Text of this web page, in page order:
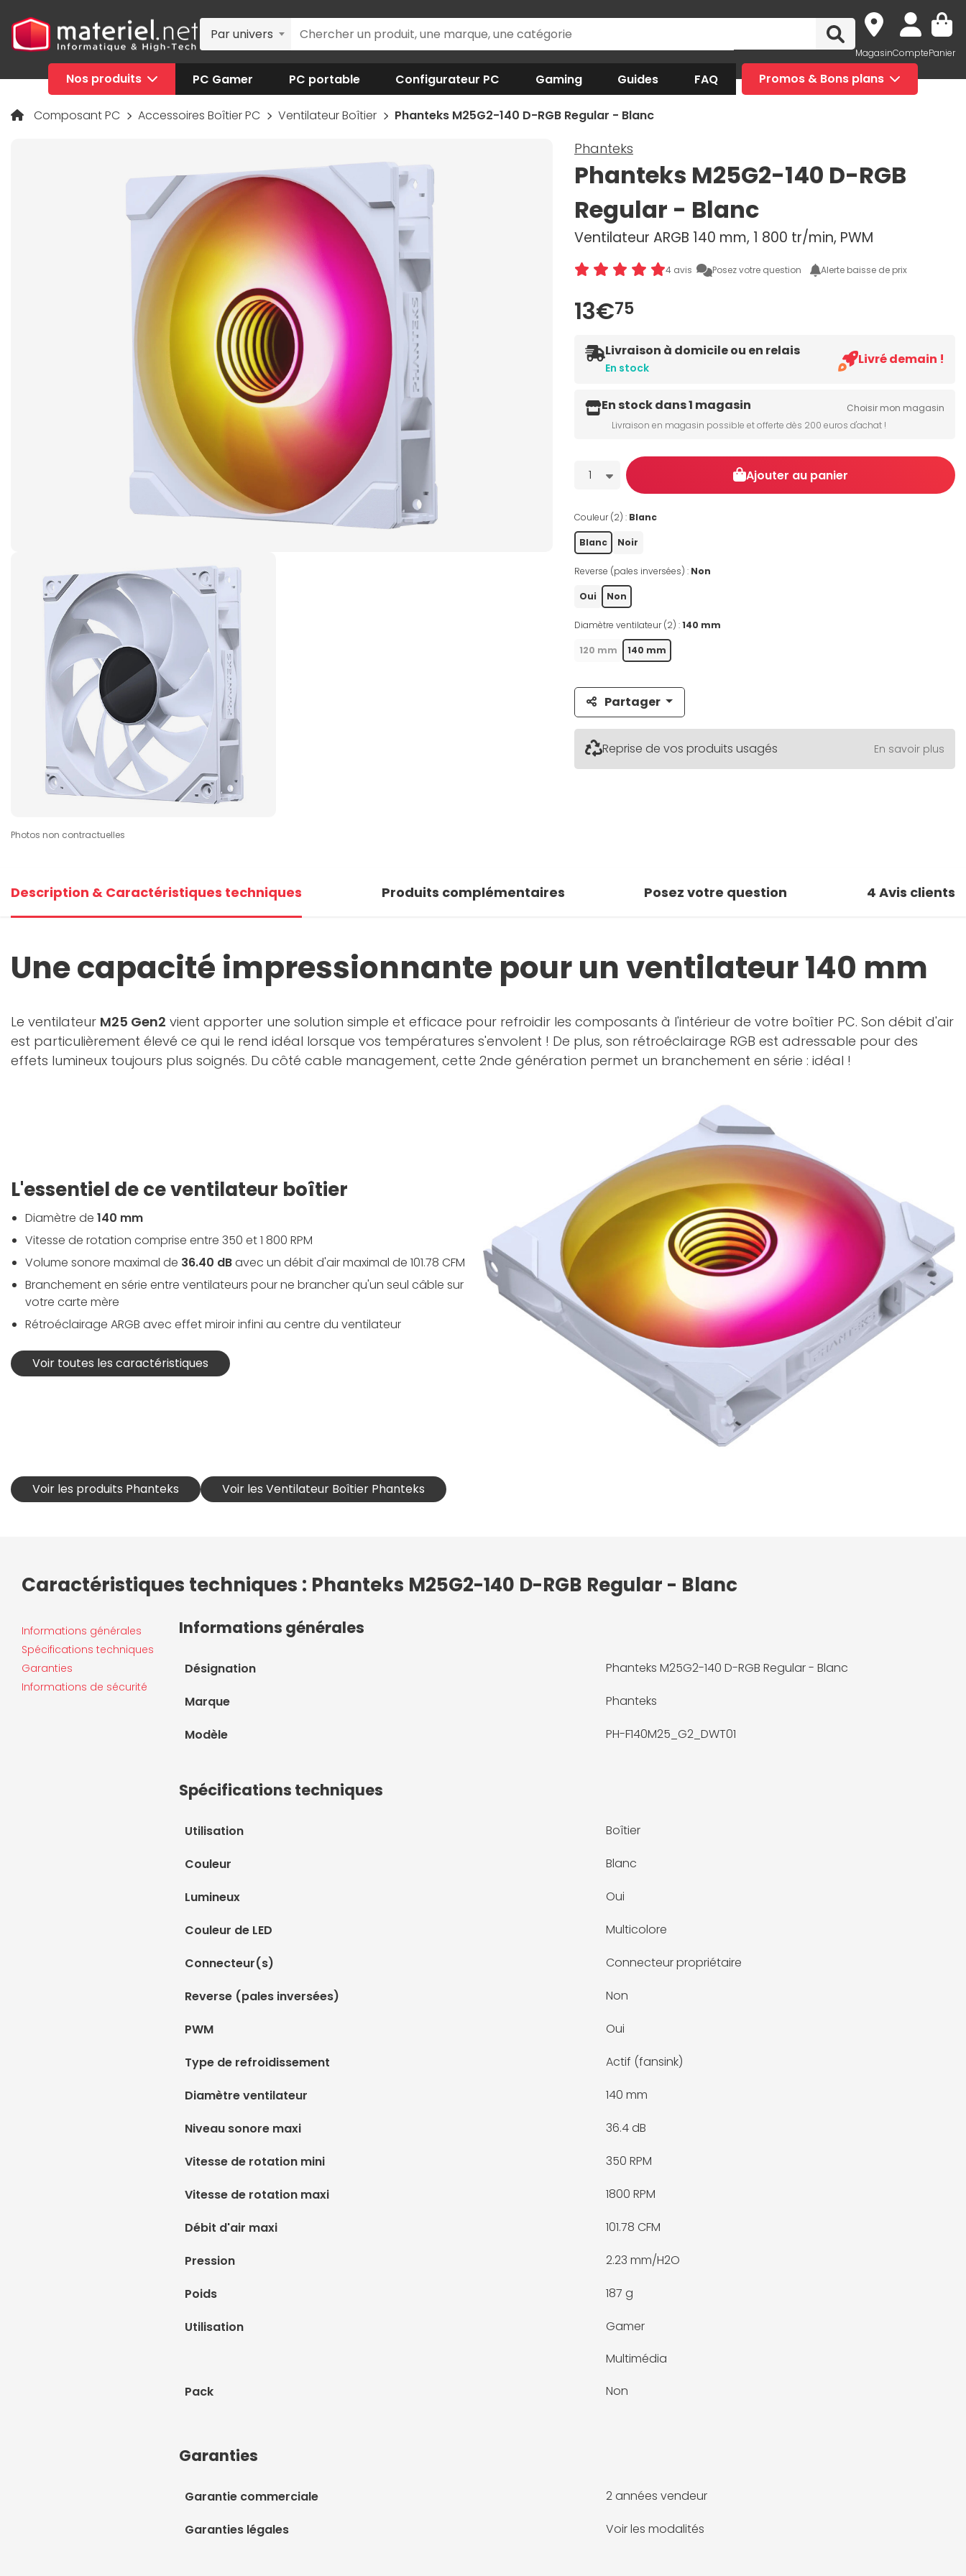
Par univers
MagasinComptePanier
Nos produits PC Gamer PC portable Configurateur PC Gaming Guides FAQ Promos & Bons plans
Composant PC Accessoires Boîtier PC Ventilateur Boîtier Phanteks M25G2-140 D-RGB Regular - Blanc
Photos non contractuelles
Phanteks
Phanteks M25G2-140 D-RGB
Regular - Blanc
Ventilateur ARGB 140 mm, 1 800 tr/min, PWM
4 avis Posez votre question Alerte baisse de prix
13€75
Livraison à domicile ou en relais
En stock
Livré demain !
En stock dans 1 magasin
Choisir mon magasin
Livraison en magasin possible et offerte dès 200 euros d'achat !
Quantité
1 Ajouter au panier
Couleur (2) : Blanc
Blanc Noir
Reverse (pales inversées) : Non
Oui Non
Diamètre ventilateur (2) :140 mm
120 mm 140 mm
Partager
Reprise de vos produits usagés En savoir plus
Description & Caractéristiques techniques Produits complémentaires Posez votre question 4 Avis clients
Une capacité impressionnante pour un ventilateur 140 mm
Le ventilateur M25 Gen2 vient apporter une solution simple et efficace pour refroidir les composants à l'intérieur de votre boîtier PC. Son débit d'air
est particulièrement élevé ce qui le rend idéal lorsque vos températures s'envolent ! De plus, son rétroéclairage RGB est adressable pour des
effets lumineux toujours plus soignés. Du côté cable management, cette 2nde génération permet un branchement en série : idéal !
L'essentiel de ce ventilateur boîtier
Diamètre de 140 mm
Vitesse de rotation comprise entre 350 et 1 800 RPM
Volume sonore maximal de 36.40 dBavec un débit d'air maximal de 101.78 CFM
Branchement en série entre ventilateurs pour ne brancher qu'un seul câble sur
votre carte mère
Rétroéclairage ARGB avec effet miroir infini au centre du ventilateur
Voir toutes les caractéristiques
Voir les produits Phanteks Voir les Ventilateur Boîtier Phanteks
Caractéristiques techniques : Phanteks M25G2-140 D-RGB Regular - Blanc
Informations générales
Spécifications techniques
Garanties
Informations de sécurité
Informations générales
Désignation Phanteks M25G2-140 D-RGB Regular - Blanc
Marque Phanteks
Modèle PH-F140M25_G2_DWT01
Spécifications techniques
Utilisation Boîtier
Couleur Blanc
Lumineux Oui
Couleur de LED Multicolore
Connecteur(s) Connecteur propriétaire
Reverse (pales inversées) Non
PWM Oui
Type de refroidissement Actif (fansink)
Diamètre ventilateur 140 mm
Niveau sonore maxi 36.4 dB
Vitesse de rotation mini 350 RPM
Vitesse de rotation maxi 1800 RPM
Débit d'air maxi 101.78 CFM
Pression 2.23 mm/H2O
Poids 187 g
Utilisation
Gamer
Multimédia
Pack
Non
Garanties
Garantie commerciale 2 années vendeur
Garanties légales Voir les modalités